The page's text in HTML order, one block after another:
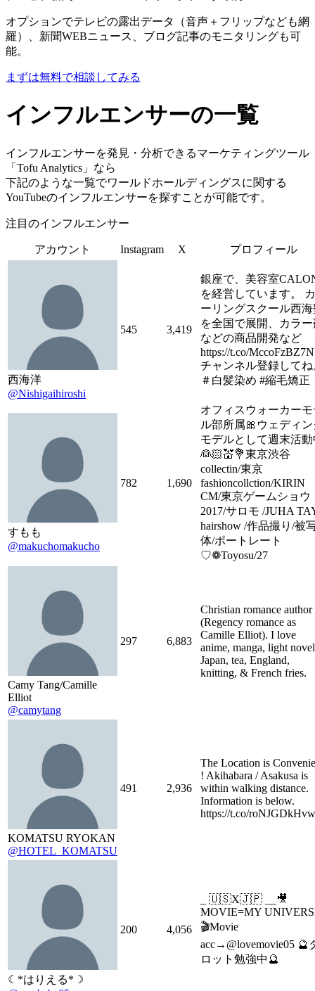
オプションでテレビの露出データ（音声＋フリップなども網
羅）、新聞WEBニュース、ブログ記事のモニタリングも可
能。
まずは無料で相談してみる
インフルエンサーの一覧
インフルエンサーを発見・分析できるマーケティングツール
「Tofu Analytics」なら
下記のような一覧でワールドホールディングスに関する
YouTubeのインフルエンサーを探すことが可能です。
注目のインフルエンサー
アカウント Instagram X プロフィール
西海洋
@Nishigaihiroshi
545 3,419
銀座で、美容室
を経営しています。
ーリングスクール西海
を全国で展開、カラー
などの商品開発など
https://t.co/
チャンネル登録してね
＃白髪染め #縮毛矯正
すもも
@makuchomakucho
782 1,690
オフィスウォーカーモ
ル部所属🎀ウェディン
モデルとして週末活動
👰🏻💒💐東京渋谷
collectin/東京
fashioncollction/KIRIN
CM/東京ゲームショウ
2017/サロモ /JUHA
hairshow /作品撮り/被
体/ポートレート
♡❁Toyosu/27
Camy Tang/Camille
Elliot
@camytang
297 6,883
Christian romance author
(Regency romance as
Camille Elliot). I love
anime, manga, light
Japan, tea, England,
knitting, & French fries.
KOMATSU RYOKAN
@HOTEL_KOMATSU
491 2,936
The Location is
! Akihabara / Asakusa is
within walking distance.
Information is below.
https://t.co/
☾*はりえる*☽
200 4,056
_ 🇺🇸X🇯🇵 __🎥
MOVIE=MY
🎬Movie
acc→@lovemovie05 🔮
ロット勉強中🔮